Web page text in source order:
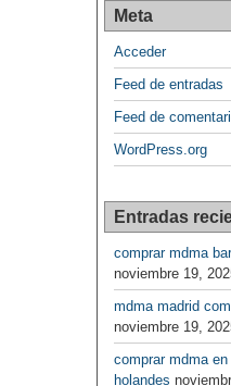
Meta
Acceder
Feed de entradas
Feed de
WordPress.org
Entradas
comprar mdma
noviembre 19,
mdma madrid
noviembre 19,
comprar mdma
holandes